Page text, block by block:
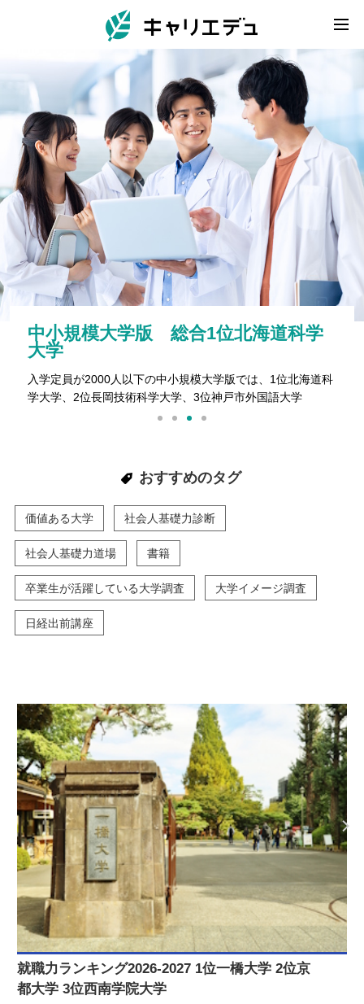
中小規模大学版 総合1位北海道科学
大学
入学定員が2000人以下の中小規模大学版では、1位北海道科
学大学、2位長岡技術科学大学、3位神戸市外国語大学
おすすめのタグ
価値ある大学 社会人基礎力診断
社会人基礎力道場 書籍
卒業生が活躍している大学調査 大学イメージ調査
日経出前講座
就職力ランキング2026-2027 1位一橋大学 2位京
都大学 3位西南学院大学